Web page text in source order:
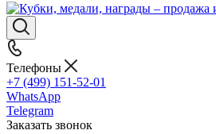
Телефоны
+7 (499) 151-52-01
WhatsApp
Telegram
Заказать звонок